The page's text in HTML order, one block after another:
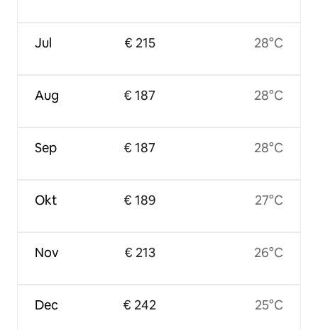
Jul
Aug
Sep
Okt
Nov
Dec
€ 215
€ 187
€ 187
€ 189
€ 213
€ 242
28°C
28°C
28°C
27°C
26°C
25°C